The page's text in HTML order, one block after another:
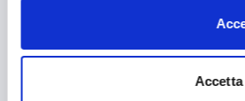
Marketing e comunicazione